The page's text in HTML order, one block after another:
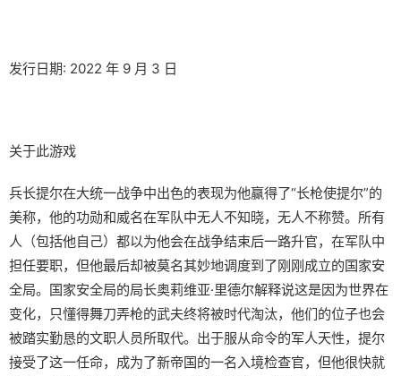
发行日期: 2022 年 9 月 3 日
关于此游戏
兵长提尔在大统一战争中出色的表现为他赢得了“长枪使提尔”的
美称，他的功勋和威名在军队中无人不知晓，无人不称赞。所有
人（包括他自己）都以为他会在战争结束后一路升官，在军队中
担任要职，但他最后却被莫名其妙地调度到了刚刚成立的国家安
全局。国家安全局的局长奥莉维亚·里德尔解释说这是因为世界在
变化，只懂得舞刀弄枪的武夫终将被时代淘汰，他们的位子也会
被踏实勤恳的文职人员所取代。出于服从命令的军人天性，提尔
接受了这一任命，成为了新帝国的一名入境检查官，但他很快就